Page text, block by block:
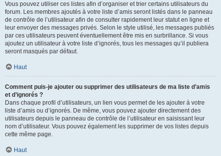
Vous pouvez utiliser ces listes afin d’organiser et trier certains utilisateurs du
forum. Les membres ajoutés à votre liste d’amis seront listés dans le panneau
de contrôle de l’utilisateur afin de consulter rapidement leur statut en ligne et
leur envoyer des messages privés. Selon le style utilisé, les messages publiés
par ces utilisateurs peuvent éventuellement être mis en surbrillance. Si vous
ajoutez un utilisateur à votre liste d’ignorés, tous les messages qu’il publiera
seront masqués par défaut.
Haut
Comment puis-je ajouter ou supprimer des utilisateurs de ma liste d’amis
et d’ignorés ?
Dans chaque profil d’utilisateurs, un lien vous permet de les ajouter à votre
liste d’amis ou d’ignorés. De même, vous pouvez ajouter directement des
utilisateurs depuis le panneau de contrôle de l’utilisateur en saisissant leur
nom d’utilisateur. Vous pouvez également les supprimer de vos listes depuis
cette même page.
Haut